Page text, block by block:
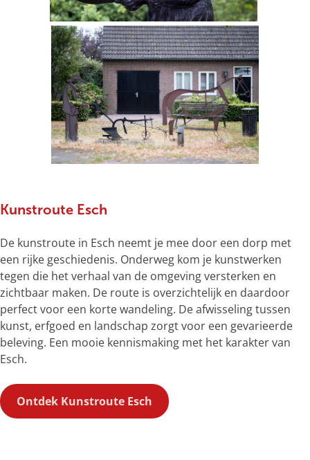
Kunstroute Esch
De kunstroute in Esch neemt je mee door een dorp met
een rijke geschiedenis. Onderweg kom je kunstwerken
tegen die het verhaal van de omgeving versterken en
zichtbaar maken. De route is overzichtelijk en daardoor
perfect voor een korte wandeling. De afwisseling tussen
kunst, erfgoed en landschap zorgt voor een gevarieerde
beleving. Een mooie kennismaking met het karakter van
Esch.
Ontdek Kunstroute Esch